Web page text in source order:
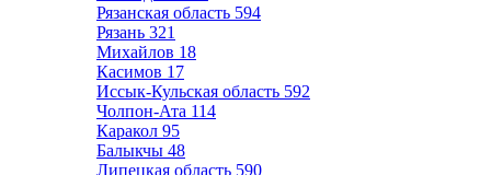
Рязанская область 594
Рязань 321
Михайлов 18
Касимов 17
Иссык-Кульская область 592
Чолпон-Ата 114
Каракол 95
Балыкчы 48
Липецкая область 590